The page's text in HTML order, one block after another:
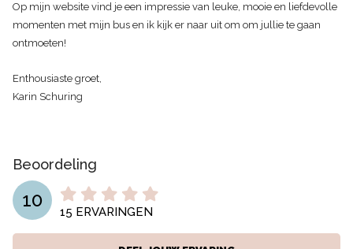
Op mijn website vind je een impressie van leuke, mooie en liefdevolle
momenten met mijn bus en ik kijk er naar uit om om jullie te gaan
ontmoeten!
Enthousiaste groet,
Karin Schuring
Beoordeling
10
15 ERVARINGEN